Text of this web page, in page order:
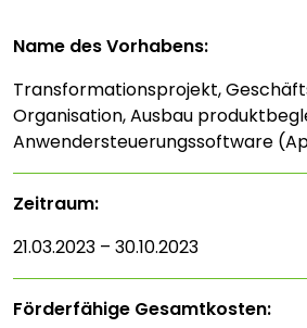
Name des Vorhabens:
Transformationsprojekt,
Organisation, Ausbau
Anwendersteuerungssoftware
Zeitraum:
21.03.2023 – 30.10.2023
Förderfähige Gesamtkosten: